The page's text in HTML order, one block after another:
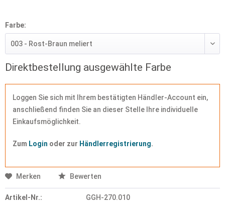
Farbe:
Direktbestellung ausgewählte Farbe
Loggen Sie sich mit Ihrem bestätigten Händler-Account ein,
anschließend finden Sie an dieser Stelle Ihre individuelle
Einkaufsmöglichkeit.
Zum Login oder zur Händlerregistrierung.
Merken Bewerten
Artikel-Nr.: GGH-270.010